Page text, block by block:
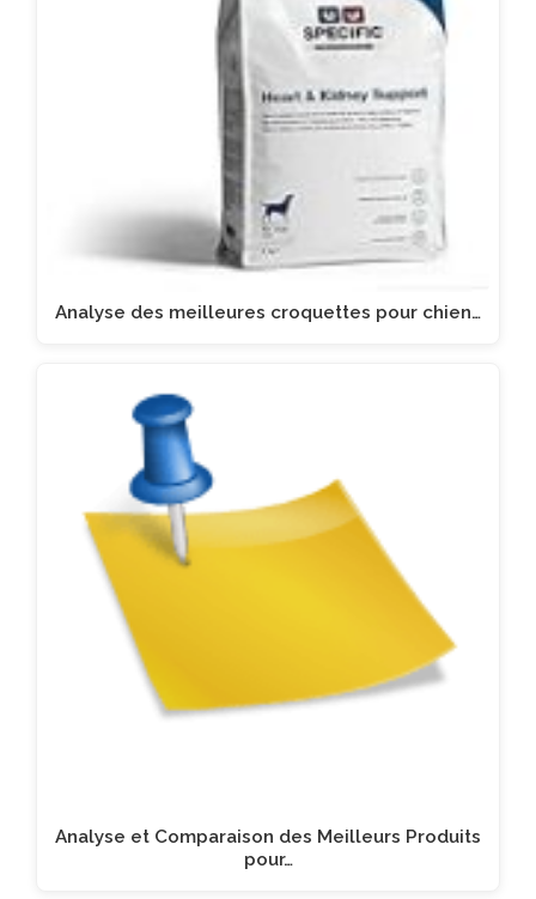
Analyse des meilleures croquettes pour chien…
Analyse et Comparaison des Meilleurs Produits
pour…